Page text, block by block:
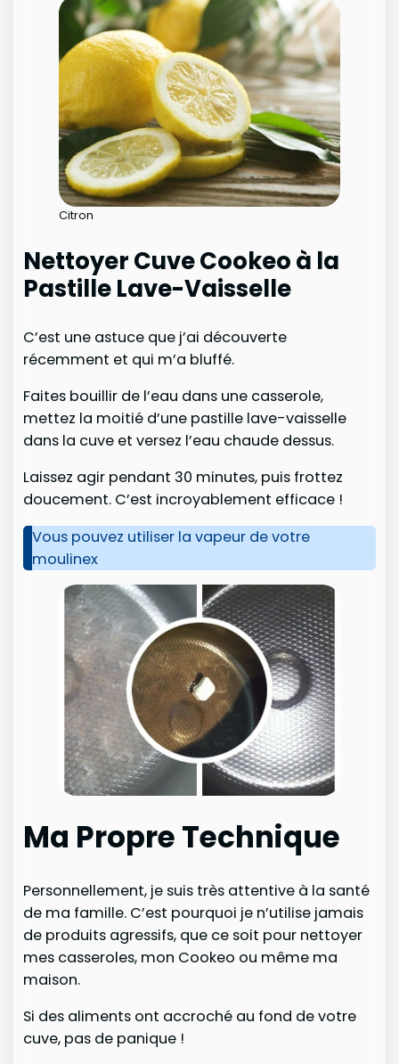
Citron
Nettoyer Cuve Cookeo à la
Pastille Lave-Vaisselle
C’est une astuce que j’ai découverte
récemment et qui m’a bluffé.
Faites bouillir de l’eau dans une casserole,
mettez la moitié d’une pastille lave-vaisselle
dans la cuve et versez l’eau chaude dessus.
Laissez agir pendant 30 minutes, puis frottez
doucement. C’est incroyablement efficace !
Vous pouvez utiliser la vapeur de votre
moulinex
Ma Propre Technique
Personnellement, je suis très attentive à la santé
de ma famille. C’est pourquoi je n’utilise jamais
de produits agressifs, que ce soit pour nettoyer
mes casseroles, mon Cookeo ou même ma
maison.
Si des aliments ont accroché au fond de votre
cuve, pas de panique !